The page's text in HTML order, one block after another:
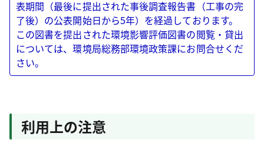
表期間（最後に提出された事後調査報告書（工事の完
了後）の公表開始日から5年）を経過しております。
この図書を提出された環境影響評価図書の閲覧・貸出
については、環境局総務部環境政策課にお問合せくだ
さい。
利用上の注意